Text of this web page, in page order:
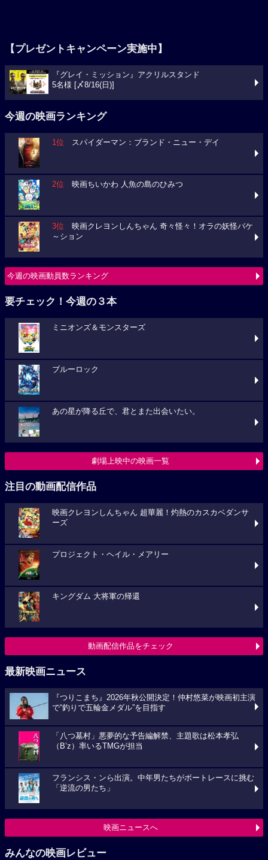
【プレゼントキャンペーン実施中】
『グレイ・ミッション』アクリルスタンド
5名様 [〆8/16(日)]
今週の映画ランキング
1位 スパイダーマン：ブランド・ニュー・デイ
2位 映画ちいかわ 人魚の島のひみつ
3位 映画クレヨンしんちゃん 奇々怪々！オラの妖怪バケ
～ション
今週の映画動員数ランキング
要チェック！今週の３本
ミニオンズ＆モンスターズ
ブルーロック
あの星が降る丘で、君とまた出会いたい。
劇場上映中の映画一覧
注目の動画配信作品
映画クレヨンしんちゃん 超華麗！灼熱のカスカベダンサ
ーズ
プロジェクト・ヘイル・メアリー
キングダム 大将軍の帰還
動画配信作品をチェック
最新映画ニュース
『つりこまち』2026年秋公開決定！仲村悠菜が映画初主演
で“釣りで五輪金メダル”を目指す
「八つ墓村」悪夢的な予告編解禁、主題歌は松本孝弘
（B’z）率いるTMGが担当
フランシス・ンら出演。中年男たちがボートレースに挑む
「逆流の男たち」
映画ニュースへ
みんなの映画レビュー